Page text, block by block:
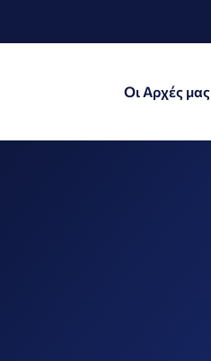
Οι Αρχές μας